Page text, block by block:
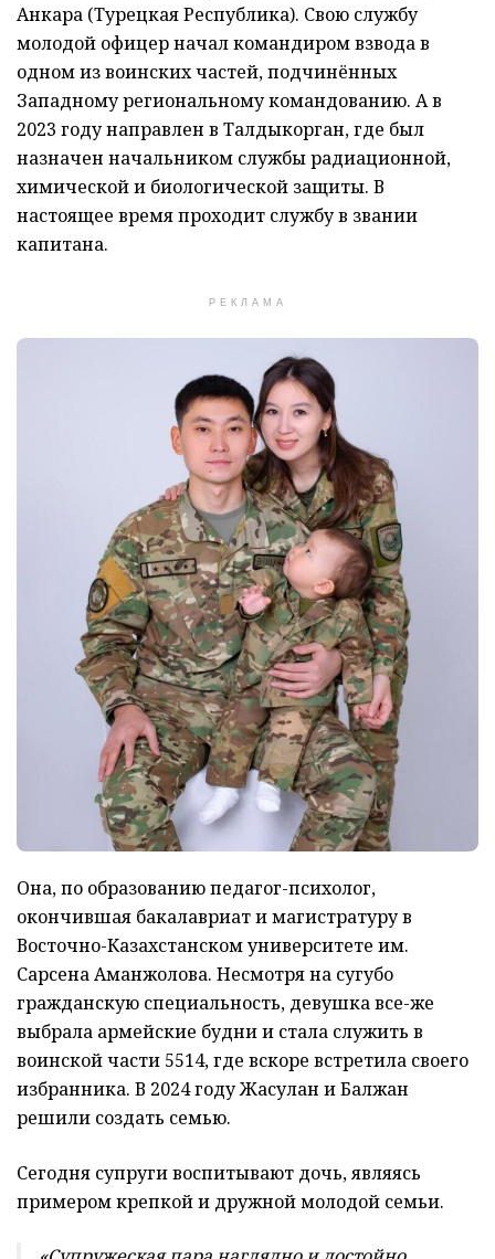
Анкара (Турецкая Республика). Свою службу
молодой офицер начал командиром взвода в
одном из воинских частей, подчинённых
Западному региональному командованию. А в
2023 году направлен в Талдыкорган, где был
назначен начальником службы радиационной,
химической и биологической защиты. В
настоящее время проходит службу в звании
капитана.
РЕКЛАМА
Она, по образованию педагог-психолог,
окончившая бакалавриат и магистратуру в
Восточно-Казахстанском университете им.
Сарсена Аманжолова. Несмотря на сугубо
гражданскую специальность, девушка все-же
выбрала армейские будни и стала служить в
воинской части 5514, где вскоре встретила своего
избранника. В 2024 году Жасулан и Балжан
решили создать семью.
Сегодня супруги воспитывают дочь, являясь
примером крепкой и дружной молодой семьи.